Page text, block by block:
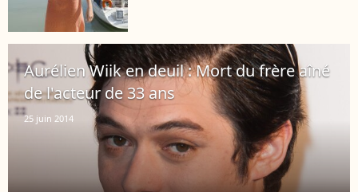
Aurélien Wiik en deuil : Mort du frère aîné
de l'acteur de 33 ans
25 juin 2014